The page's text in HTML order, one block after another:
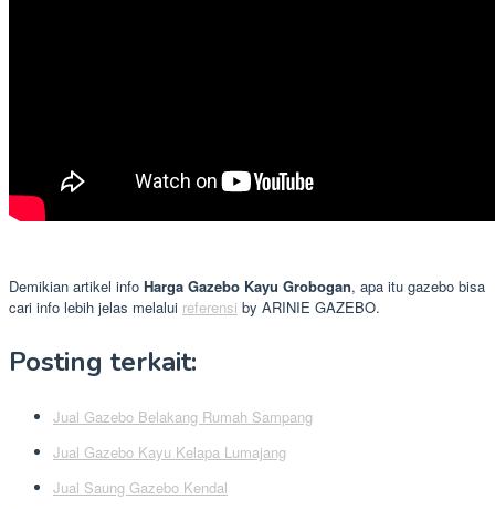
Demikian artikel info Harga Gazebo Kayu Grobogan, apa itu gazebo bisa
cari info lebih jelas melalui referensi by ARINIE GAZEBO.
Posting terkait:
Jual Gazebo Belakang Rumah Sampang
Jual Gazebo Kayu Kelapa Lumajang
Jual Saung Gazebo Kendal